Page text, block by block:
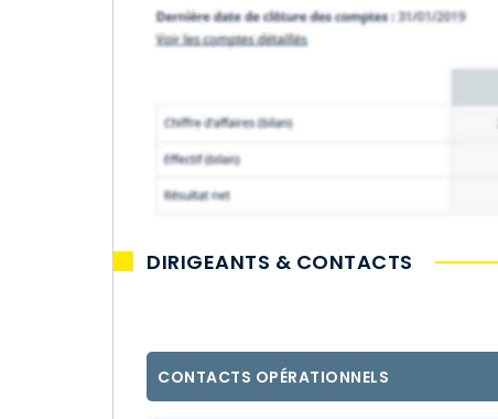
DIRIGEANTS & CONTACTS
CONTACTS OPÉRATIONNELS